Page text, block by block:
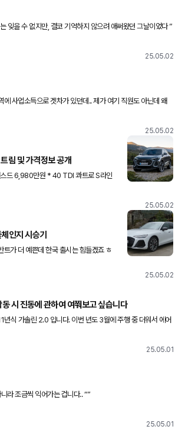
순이삼촌 / 현기영 “ 우리는 잊을 수 없지만, 결코 기억하지 않으려 애써왔던 그날이었다 ”
25.05.02
에 사업소득으로 겟차가 있던데.. 제가 여기 직원도 아닌데 왜
작년에 겟차 통해 차를 구매하긴 했습니다만..
25.05.02
림 및 가격정보 공개
6,980만원 * 40 TDI 콰트로 S라인
에디션 7,950만원 - 전좌석 열선
25.05.02
인지 시승기
트가 더 예쁜데 한국 출시는 힘들겠죠 ㅎ
역입니다 2026년형 아우디 A6는 변화하
리에 발맞춰 브랜드가 어떤 방향으로 나아가고 있는지
25.05.02
시 진동에 관하여 여쭤보고 싶습니다
식 가솔린 2.0 입니다. 이번 년도 3월에 주행 중 더워서 에어
수 온도 게이지가 상승하면서 냉각수가 오바이트 하는 현상이
25.05.01
“” 우린 늙어가는 것이 아니라 조금씩 익어가는 겁니다.. “”
25.05.01